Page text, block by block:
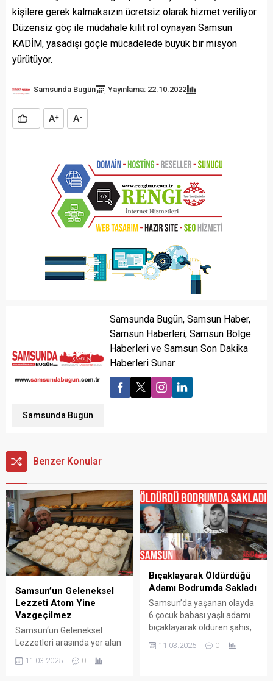
kişilere gerek kalmaksızın ücretsiz olarak hizmet veriliyor.
Düzensiz göç ile müdahale kilit rol oynayan Samsun
KADİM, yasadışı göçle mücadelede büyük bir misyon
yürütüyor.
Samsunda Bugün Yayınlama: 22.10.2022
A+ A-
Samsunda Bugün
Samsunda Bugün, Samsun Haber,
Samsun Haberleri, Samsun Bölge
Haberleri ve Samsun Son Dakika
Haberleri Sunar.
Benzer Konular
Samsun’un Geleneksel
Lezzeti Atom Yine
Vazgeçilmez
Samsun‘un Geleneksel
Lezzetleri arasında yer alan
ayında da İftar Sofraları
11.03.2025 0
Bıçaklayarak Öldürdüğü
Adamı Bodrumda Sakladı
Samsun’da yaşanan olayda
6 çocuk babası yaşlı adamı
bıçaklayarak öldüren şahıs,
cesedi 4 gün boyunca
babasının evinin
11.03.2025 0